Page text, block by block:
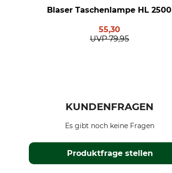
Blaser Taschenlampe HL 2500
55,30
UVP 79,95
KUNDENFRAGEN
Produktfrage stellen
Es gibt noch keine Fragen